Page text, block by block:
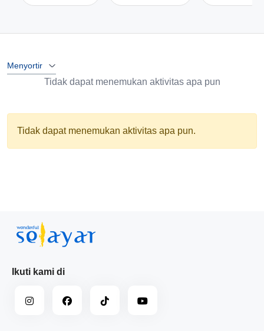
Menyortir
Tidak dapat menemukan aktivitas apa pun
Tidak dapat menemukan aktivitas apa pun.
Ikuti kami di